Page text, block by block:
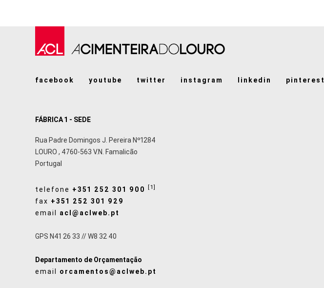
facebook youtube twitter instagram linkedin pinterest
FÁBRICA 1 - SEDE
Rua Padre Domingos J. Pereira Nº1284
LOURO , 4760-563 V.N. Famalicão
Portugal
telefone +351 252 301 900 [1]
fax +351 252 301 929
email acl@aclweb.pt
GPS N41 26 33 // W8 32 40
Departamento de Orçamentação
email orcamentos@aclweb.pt